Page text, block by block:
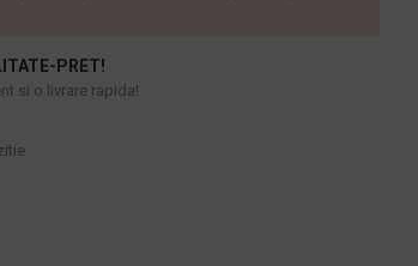
PRET!
si o livrare rapida!